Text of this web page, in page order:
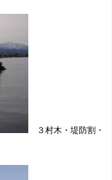
３村木・堤防割・